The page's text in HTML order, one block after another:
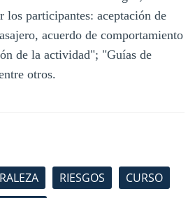
los participantes: aceptación de
acuerdo de comportamiento
de la actividad"; "Guías de
otros.
RIESGOS
CURSO